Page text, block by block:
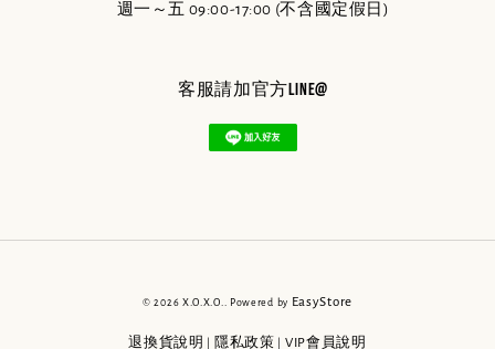
週一～五 09:00-17:00 (不含國定假日)
客服請加官方line@
© 2026 X.O.X.O.. Powered by EasyStore
退換貨說明 隱私政策 VIP會員說明